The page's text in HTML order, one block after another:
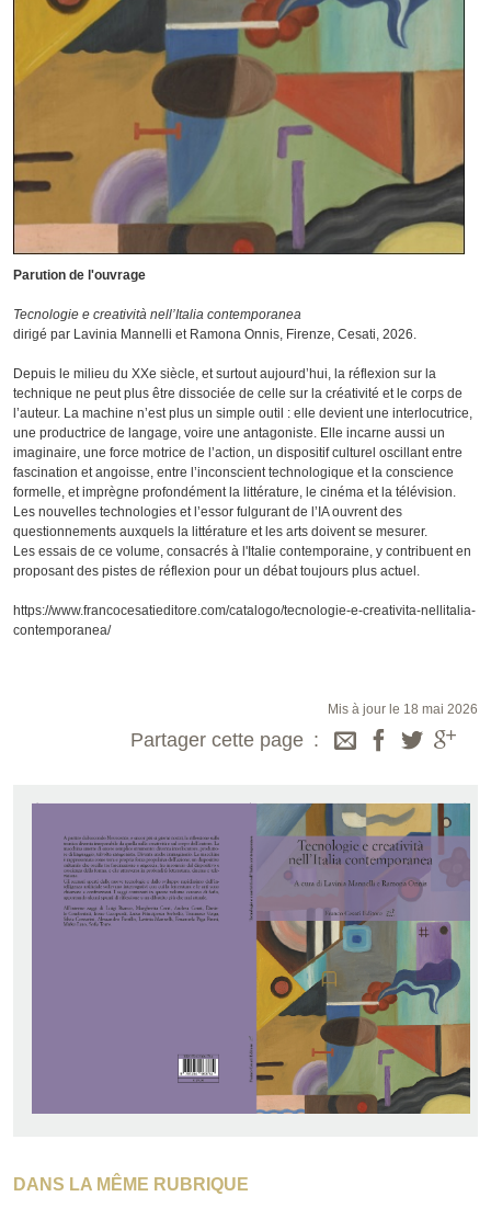
Parution de l'ouvrage
Tecnologie e creatività nell’Italia contemporanea
dirigé par Lavinia Mannelli et Ramona Onnis, Firenze, Cesati, 2026.
Depuis le milieu du XXe siècle, et surtout aujourd’hui, la réflexion sur la
technique ne peut plus être dissociée de celle sur la créativité et le corps de
l’auteur. La machine n’est plus un simple outil : elle devient une interlocutrice,
une productrice de langage, voire une antagoniste. Elle incarne aussi un
imaginaire, une force motrice de l’action, un dispositif culturel oscillant entre
fascination et angoisse, entre l’inconscient technologique et la conscience
formelle, et imprègne profondément la littérature, le cinéma et la télévision.
Les nouvelles technologies et l’essor fulgurant de l’IA ouvrent des
questionnements auxquels la littérature et les arts doivent se mesurer.
Les essais de ce volume, consacrés à l'Italie contemporaine, y contribuent en
proposant des pistes de réflexion pour un débat toujours plus actuel.
https://www.francocesatieditore.com/catalogo/tecnologie-e-creativita-nellitalia-
contemporanea/
Mis à jour le 18 mai 2026
Partager cette page
DANS LA MÊME RUBRIQUE